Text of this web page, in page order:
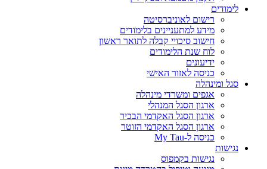
לימודים
רישום לאוניברסיטה
מידע למתעניינים בלימודים
חישוב סיכויי קבלה לתואר ראשון
לוח שנת הלימודים
ידיעונים
כניסה לאזור האישי
סגל ומינהלה
אגפים ומשרדי מינהלה
ארגון הסגל המנהלי
ארגון הסגל האקדמי הבכיר
ארגון הסגל האקדמי הזוטר
כניסה ל-My Tau
נגישות
נגישות בקמפוס